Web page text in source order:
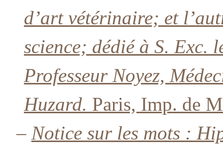
d’art vétérinaire; et
science; dédié à S. Exc.
Professeur Noyez,
Huzard. Paris, Imp. de
– Notice sur les mots :